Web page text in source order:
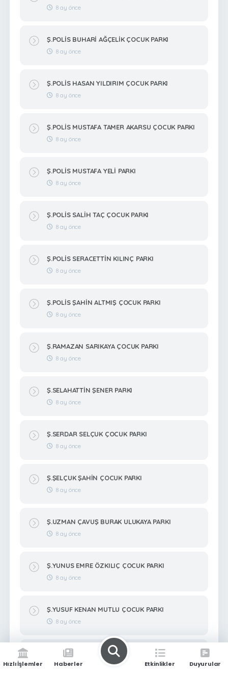
8 ay önce
Ş.POLİS BUHARİ AĞÇELİK ÇOCUK PARKI
8 ay önce
Ş.POLİS HASAN YILDIRIM ÇOCUK PARKI
8 ay önce
Ş.POLİS MUSTAFA TAMER AKARSU ÇOCUK PARKI
8 ay önce
Ş.POLİS MUSTAFA YELİ PARKI
8 ay önce
Ş.POLİS SALİH TAÇ ÇOCUK PARKI
8 ay önce
Ş.POLİS SERACETTİN KILINÇ PARKI
8 ay önce
Ş.POLİS ŞAHİN ALTMIŞ ÇOCUK PARKI
8 ay önce
Ş.RAMAZAN SARIKAYA ÇOCUK PARKI
8 ay önce
Ş.SELAHATTİN ŞENER PARKI
8 ay önce
Ş.SERDAR SELÇUK ÇOCUK PARKI
8 ay önce
Ş.ŞELÇUK ŞAHİN ÇOCUK PARKI
8 ay önce
Ş.UZMAN ÇAVUŞ BURAK ULUKAYA PARKI
8 ay önce
Ş.YUNUS EMRE ÖZKILIÇ ÇOCUK PARKI
8 ay önce
Ş.YUSUF KENAN MUTLU ÇOCUK PARKI
8 ay önce
Ş.ZEKERİYA BİTMEZ ÇOCUK PARKI
8 ay önce
Hızlı İşlemler Haberler Etkinlikler Duyurular